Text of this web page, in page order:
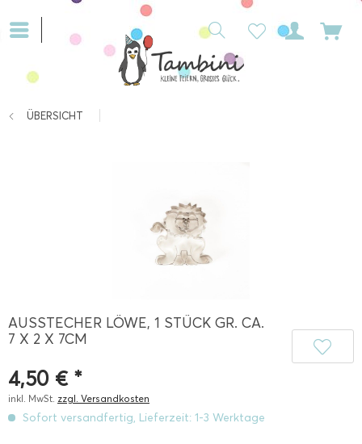
ÜBERSICHT
AUSSTECHER LÖWE, 1 STÜCK GR. CA.
7 X 2 X 7CM
4,50 € *
inkl. MwSt. zzgl. Versandkosten
Sofort versandfertig, Lieferzeit: 1-3 Werktage